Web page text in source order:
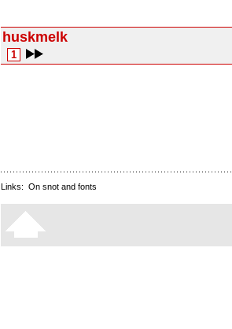
huskmelk
1
Links: On snot and fonts